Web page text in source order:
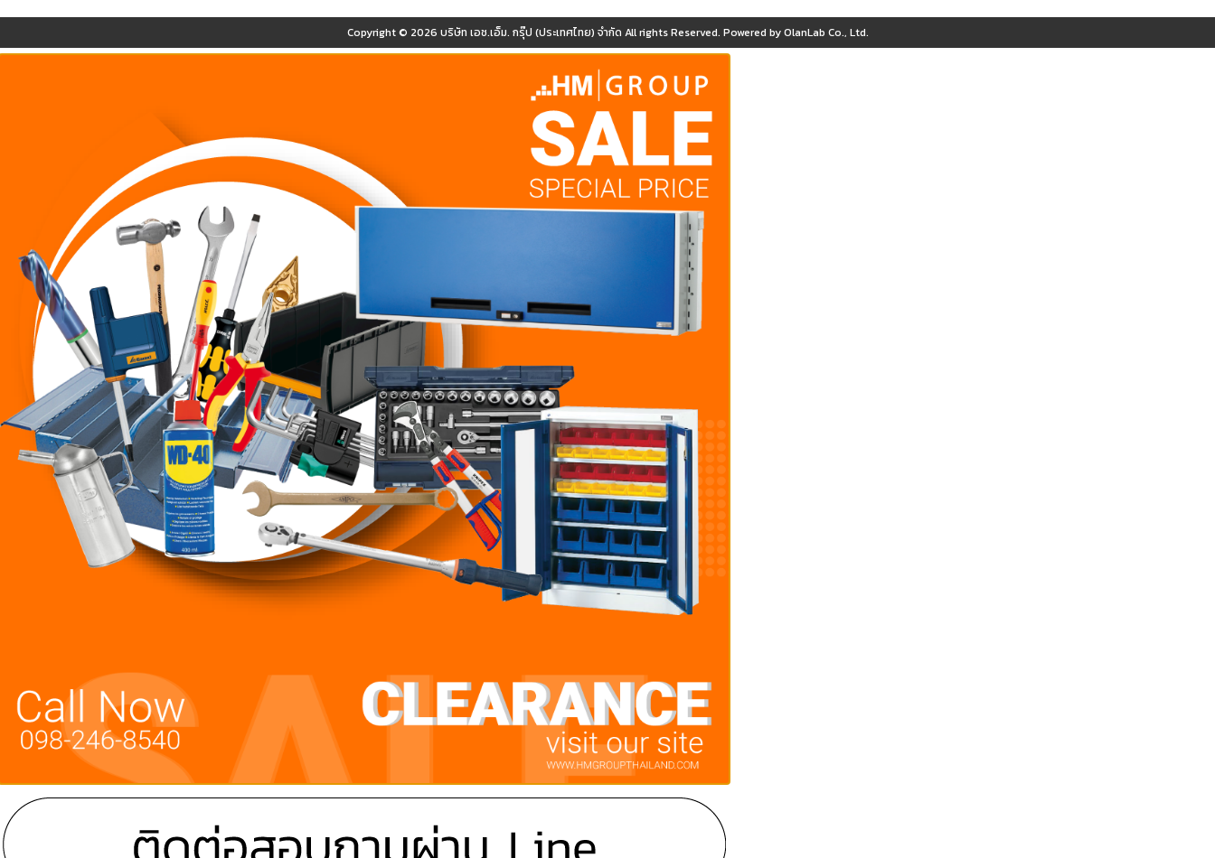
Copyright © 2026 บริษัท เอช.เอ็ม. กรุ๊ป (ประเทศไทย) จำกัด All rights Reserved. Powered byOlanLab Co., Ltd.